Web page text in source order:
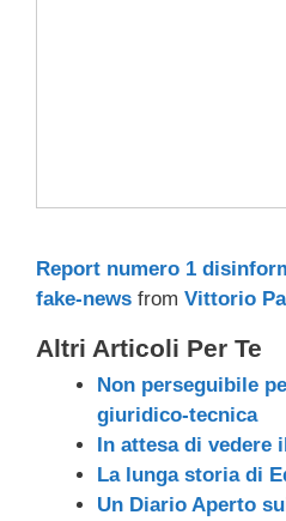
Report numero 1
fake-news from Vittorio
Altri Articoli Per Te
Non perseguibile
giuridico-tecnica
In attesa di vedere
La lunga storia di
Un Diario Aperto